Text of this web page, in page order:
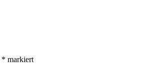
* markiert